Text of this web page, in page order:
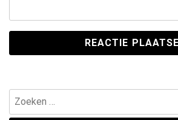
Zoeken
naar: